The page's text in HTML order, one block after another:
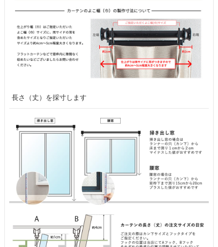
長さ（丈）を採寸します